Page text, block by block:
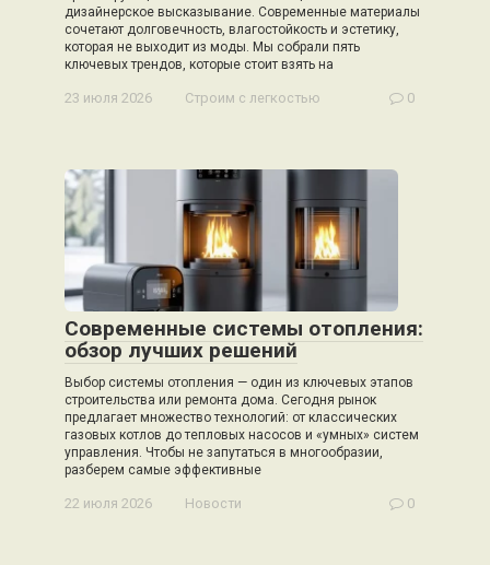
дизайнерское высказывание. Современные материалы
сочетают долговечность, влагостойкость и эстетику,
которая не выходит из моды. Мы собрали пять
ключевых трендов, которые стоит взять на
23 июля 2026 Строим с легкостью 0
Современные системы отопления:
обзор лучших решений
Выбор системы отопления — один из ключевых этапов
строительства или ремонта дома. Сегодня рынок
предлагает множество технологий: от классических
газовых котлов до тепловых насосов и «умных» систем
управления. Чтобы не запутаться в многообразии,
разберем самые эффективные
22 июля 2026 Новости 0